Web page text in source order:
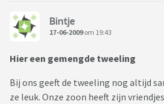
Bintje
17-06-2009om 19:43
Hier een gemengde tweeling
Bij ons geeft de tweeling nog altijd
ze leuk. Onze zoon heeft zijn